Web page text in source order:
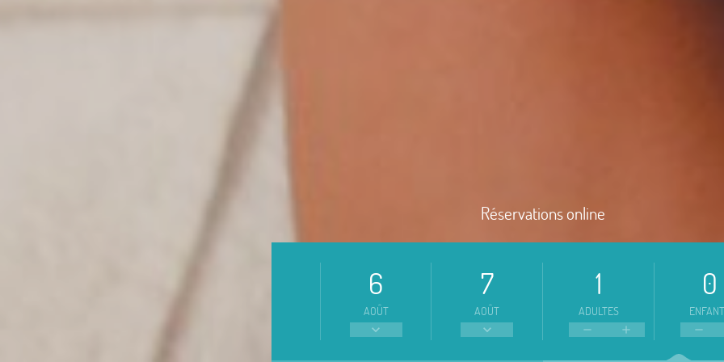
Réservations online
6
AOÛT

7
AOÛT

ADULTES
  